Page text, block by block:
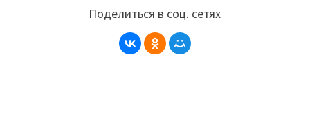
Поделиться в соц. сетях